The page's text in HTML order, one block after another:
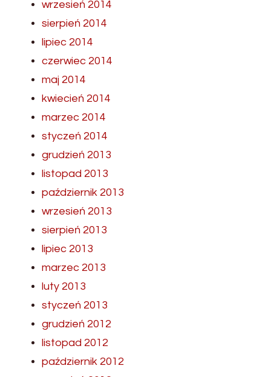
wrzesień 2014
sierpień 2014
lipiec 2014
czerwiec 2014
maj 2014
kwiecień 2014
marzec 2014
styczeń 2014
grudzień 2013
listopad 2013
październik 2013
wrzesień 2013
sierpień 2013
lipiec 2013
marzec 2013
luty 2013
styczeń 2013
grudzień 2012
listopad 2012
październik 2012